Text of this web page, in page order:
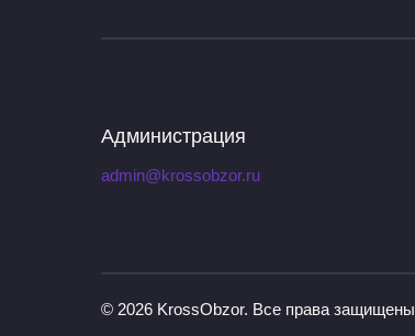
Администрация
admin@krossobzor.ru
© 2026 KrossObzor. Все права